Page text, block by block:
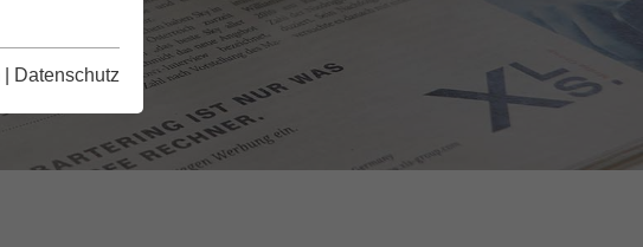
Datenschutz